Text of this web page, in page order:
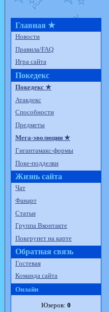
Главная ★
Новости
Правила/FAQ
Игра сайта
Покедекс
Покедекс ★
Атакдекс
Способности
Предметы
Мега-эволюции ★
Гигантамакс-формы
Поке-подделки
Жизнь сайта
Чат
Фанарт
Статьи
Группа Вконтакте
Покерунет на карте
Обратная связь
Гостевая
Команда сайта
Онлайн
Юзеров: 0